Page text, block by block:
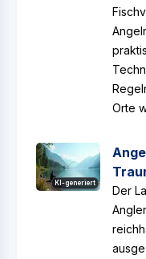
Orte
KI-generiert
Der